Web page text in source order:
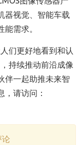
器视觉、智能车载
需求。
们更好地看到和认
持续推动前沿成像
伴一起助推未来智
请访问：